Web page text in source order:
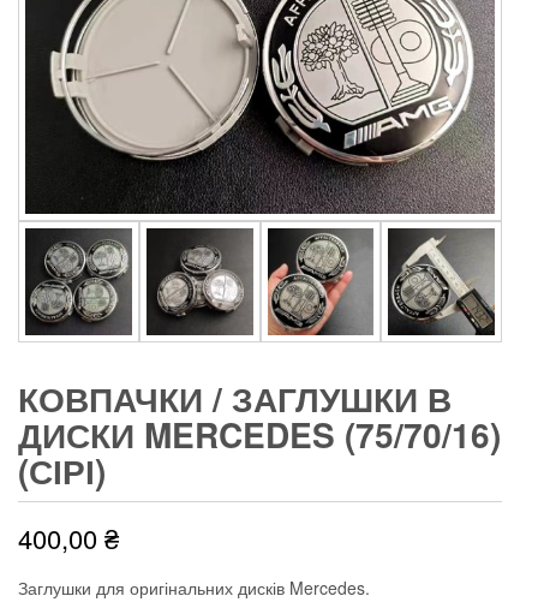
КОВПАЧКИ / ЗАГЛУШКИ В
ДИСКИ MERCEDES (75/70/16)
(СІРІ)
400,00₴
Заглушки для оригінальних дисків Mercedes.